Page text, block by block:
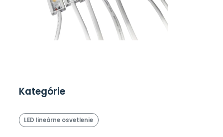
Kategórie
LED lineárne osvetlenie